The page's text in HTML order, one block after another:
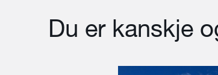
Du er kanskje